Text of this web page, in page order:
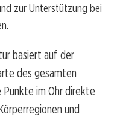
zur Unterstützung bei
basiert auf der
des gesamten
im Ohr direkte
und